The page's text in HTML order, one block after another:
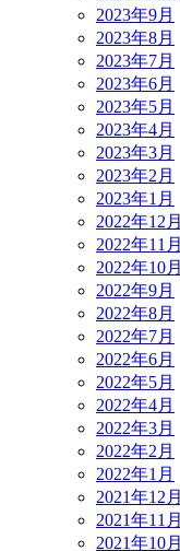
2023年9月
2023年8月
2023年7月
2023年6月
2023年5月
2023年4月
2023年3月
2023年2月
2023年1月
2022年12月
2022年11月
2022年10月
2022年9月
2022年8月
2022年7月
2022年6月
2022年5月
2022年4月
2022年3月
2022年2月
2022年1月
2021年12月
2021年11月
2021年10月